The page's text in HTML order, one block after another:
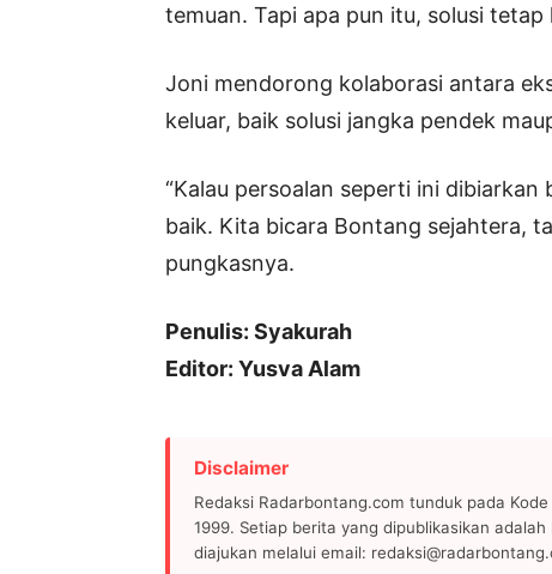
temuan. Tapi apa pun itu, solusi tetap
Joni mendorong kolaborasi antara
keluar, baik solusi jangka pendek
“Kalau persoalan seperti ini
baik. Kita bicara Bontang sejahtera,
pungkasnya.
Penulis: Syakurah
Editor: Yusva Alam
Disclaimer
Redaksi Radarbontang.com tunduk pada
1999. Setiap berita yang dipublikasikan
diajukan melalui email: